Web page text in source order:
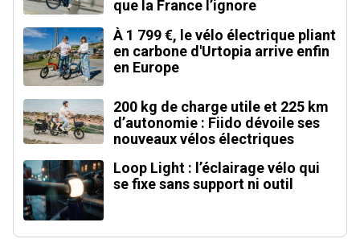
que la France l’ignore
À 1 799 €, le vélo électrique pliant
en carbone d'Urtopia arrive enfin
en Europe
200 kg de charge utile et 225 km
d’autonomie : Fiido dévoile ses
nouveaux vélos électriques
Loop Light : l’éclairage vélo qui
se fixe sans support ni outil